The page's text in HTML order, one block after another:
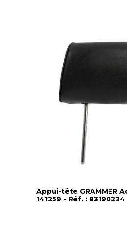
Appui-tête GRAMMER
141259 - Réf. : 83190224